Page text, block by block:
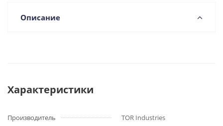
Описание
Характеристики
Производитель
TOR Industries